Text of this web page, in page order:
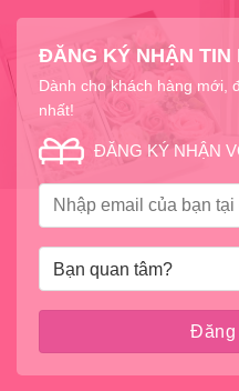
tươi mới. Khi thay
héo.
Sử dụng dưỡng hoa:
(thường đi kèm khi
chất cần thiết, kéo dài
có thể tự làm dưỡng
đường, 1 thìa giấm
ánh sáng tự nhiên
và gió lùa. Nhiệt độ
là khoảng 18-22 độ C.
Tránh các nguồn
ĐĂNG KÝ NHẬN TIN
Dành cho khách hàng mới,
nhất!
ĐĂNG KÝ NHẬN